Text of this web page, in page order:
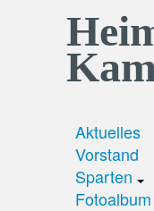
Aktuelles
Vorstand
Sparten
Fotoalbum